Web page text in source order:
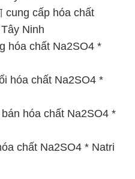
cung cấp hóa chất
Ninh
hóa chất Na2SO4 *
hóa chất Na2SO4 *
hóa chất Na2SO4 *
chất Na2SO4 * Natri